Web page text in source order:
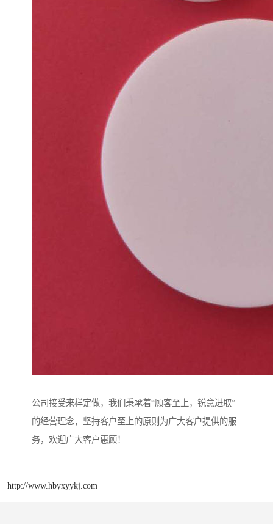
公司接受来样定做，我们秉承着“顾客至上，锐意进取”
的经营理念，坚持客户至上的原则为广大客户提供的服
务，欢迎广大客户惠顾！
http://www.hbyxyykj.com